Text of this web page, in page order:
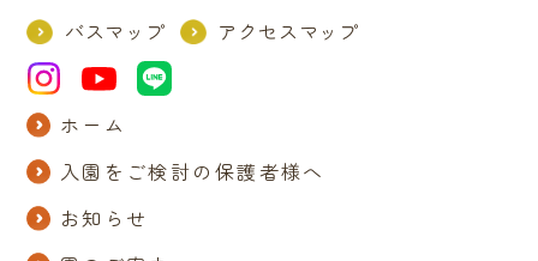
バスマップ
アクセスマップ
ホーム
入園をご検討の保護者様へ
お知らせ